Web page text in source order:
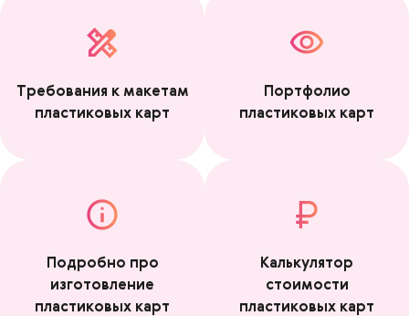
Требования к макетам
пластиковых карт
Портфолио
пластиковых карт
Подробно про
изготовление
пластиковых карт
Калькулятор
стоимости
пластиковых карт